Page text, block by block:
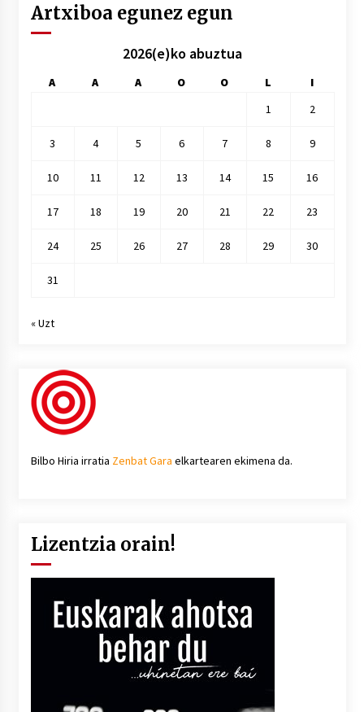
Artxiboa egunez egun
2026(e)ko abuztua
A A A O O L
I
1
2
3 4 5 6 7 8 9
10 11 12 13 14 15 16
17 18 19 20 21 22 23
24 25 26 27 28 29 30
31
« Uzt
Bilbo Hiria irratia Zenbat Gara elkartearen ekimena da.
Lizentzia orain!